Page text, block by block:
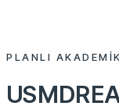
PLANLI